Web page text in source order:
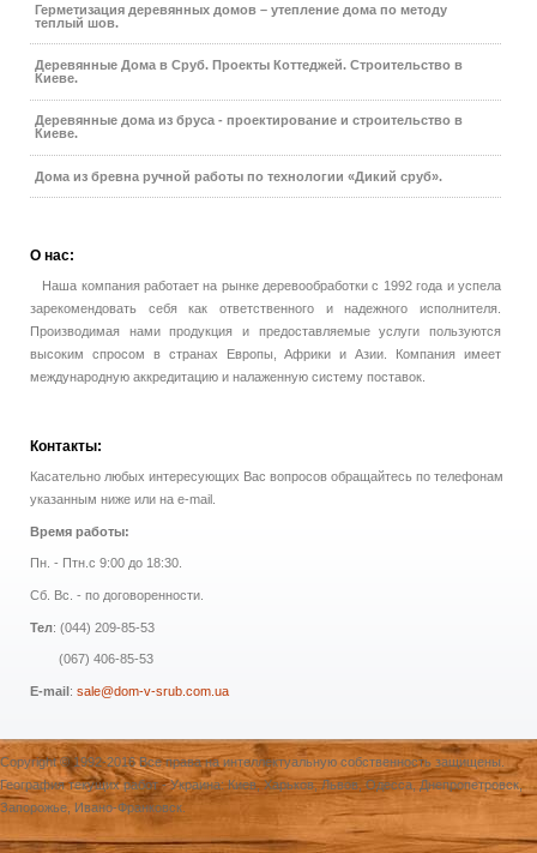
Герметизация деревянных домов – утепление дома по методу
теплый шов.
Деревянные Дома в Сруб. Проекты Коттеджей. Строительство в
Киеве.
Деревянные дома из бруса - проектирование и строительство в
Киеве.
Дома из бревна ручной работы по технологии «Дикий сруб».
О нас:
Наша компания работает на рынке деревообработки с 1992 года и успела
зарекомендовать себя как ответственного и надежного исполнителя.
Производимая нами продукция и предоставляемые услуги пользуются
высоким спросом в странах Европы, Африки и Азии. Компания имеет
международную аккредитацию и налаженную систему поставок.
Контакты:
Касательно любых интересующих Вас вопросов обращайтесь по телефонам
указанным ниже или на e-mail.
Время работы:
Пн. - Птн.с 9:00 до 18:30.
Сб. Вс. - по договоренности.
Тел: (044) 209-85-53
(067) 406-85-53
E-mail: sale@dom-v-srub.com.ua
Copyright © 1992-2016 Все права на интеллектуальную собственность защищены.
География текущих работ - Украина: Киев, Харьков, Львов, Одесса, Днепропетровск,
Запорожье, Ивано-Франковск.